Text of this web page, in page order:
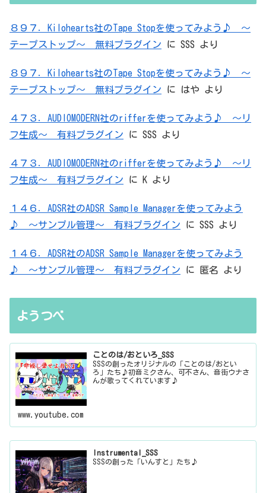
８９７．Kilohearts社のTape Stopを使ってみよう♪ ～
テープストップ～ 無料プラグイン に SSS より
８９７．Kilohearts社のTape Stopを使ってみよう♪ ～
テープストップ～ 無料プラグイン に はや より
４７３．AUDIOMODERN社のrifferを使ってみよう♪ ～リ
フ生成～ 有料プラグイン に SSS より
４７３．AUDIOMODERN社のrifferを使ってみよう♪ ～リ
フ生成～ 有料プラグイン に K より
１４６．ADSR社のADSR Sample Managerを使ってみよう
♪ ～サンプル管理～ 有料プラグイン に SSS より
１４６．ADSR社のADSR Sample Managerを使ってみよう
♪ ～サンプル管理～ 有料プラグイン に 匿名 より
ようつべ
ことのは/おといろ_SSS
SSSの創ったオリジナルの「ことのは/おとい
ろ」たち♪初音ミクさん、可不さん、音街ウナさ
んが歌ってくれています♪
www.youtube.com
Instrumental_SSS
SSSの創った「いんすと」たち♪